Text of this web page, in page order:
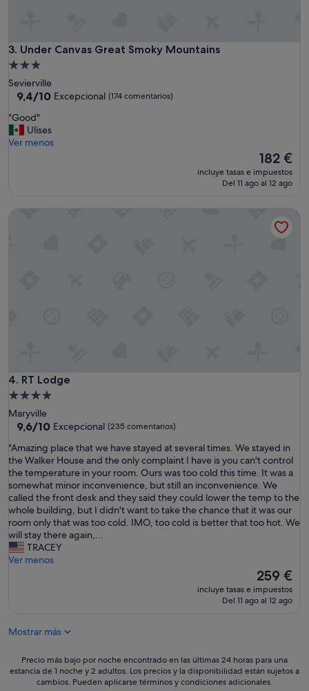
3. Under Canvas Great Smoky Mountains
Under Canvas Great Smoky Mountains
Alojamiento
de
3.0 estrellas
Sevierville
9.4
10,
Excepcional,
(174 comentarios)
9,4/10 Excepcional (174 comentarios)
"
G
o
"Good"
Ulises
Ver menos
El
precio
actual
182 €
incluye tasas e impuestos
Del 11 ago al 12 ago
4. RT Lodge
RT Lodge
Alojamiento
de
4.0 estrellas
Maryville
9.6
10,
Excepcional,
(235 comentarios)
9,6/10 Excepcional (235 comentarios)
"
A
m
a
z
i
n
g
p
l
a
e
"Amazing place that we have stayed at several times. We stayed in
the Walker House and the only complaint I have is you can't control
the temperature in your room. Ours was too cold this time. It was a
somewhat minor inconvenience, but still an inconvenience. We
called the front desk and they said they could lower the temp to the
whole building, but I didn't want to take the chance that it was our
room only that was too cold. IMO, too cold is better that too hot. We
will stay there again,...
TRACEY
Ver menos
El
precio
actual
259 €
incluye tasas e impuestos
Del 11 ago al 12 ago
Mostrar más
Precio
más
Precio más bajo por noche encontrado en las últimas 24 horas para una
estancia de 1 noche y 2 adultos. Los precios y la disponibilidad están sujetos a
cambios. Pueden aplicarse términos y condiciones adicionales.